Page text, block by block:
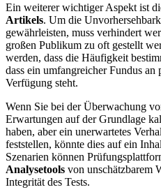
Ein weiterer wichtiger Aspekt ist
Artikels. Um die
gewährleisten, muss verhindert
großen Publikum zu oft gestellt
werden, dass die Häufigkeit
dass ein umfangreicher Fundus an
Verfügung steht.
Wenn Sie bei der Überwachung
Erwartungen auf der Grundlage
haben, aber ein unerwartetes
feststellen, könnte dies auf ein
Szenarien können
Analysetools von unschätzbarem
Integrität des Tests.